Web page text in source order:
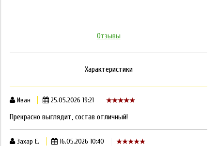
Отзывы
Характеристики
Иван 25.05.2026 19:21
Прекрасно выглядит, состав отличный!
Захар Е. 16.05.2026 10:40